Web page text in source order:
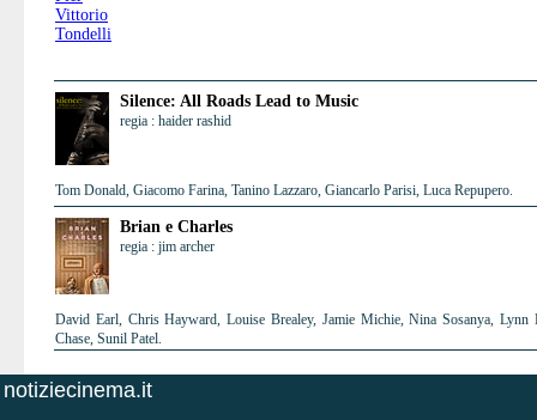
Silence: All Roads Lead to Music
regia : haider rashid
Tom Donald, Giacomo Farina, Tanino Lazzaro, Giancarlo Parisi, Luca Repupero.
Brian e Charles
regia : jim archer
David Earl, Chris Hayward, Louise Brealey, Jamie Michie, Nina Sosanya,
Chase, Sunil Patel.
notiziecinema.it